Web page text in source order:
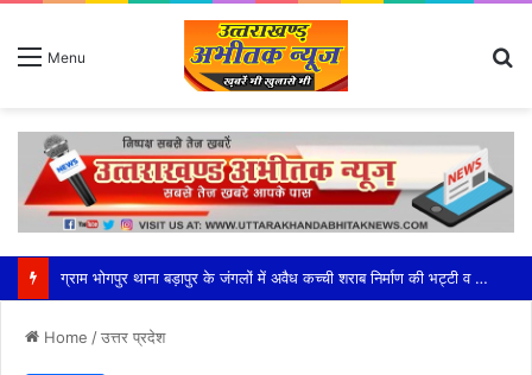
Menu
महेश्वरी मंडल की सक्रियता से सफल हुआ भाजपा का बूथ अध्यक्ष सम्मेलन
Home /उत्तर प्रदेश